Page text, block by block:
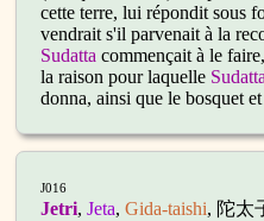
cette terre, lui répondit sous
vendrait s'il parvenait à la
Sudatta commençait à le
la raison pour laquelle Sudatta
donna, ainsi que le bosquet
J016
Jetri,Jeta,Gida-taishi, 陀太